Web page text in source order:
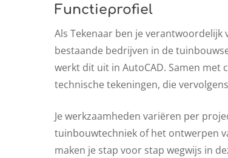
Functieprofiel
Als Tekenaar ben je
bestaande bedrijven in de
werkt dit uit in AutoCAD. Samen met
technische tekeningen, die
Je werkzaamheden variëren per
tuinbouwtechniek of het ontwerpen
maken je stap voor stap wegwijs in